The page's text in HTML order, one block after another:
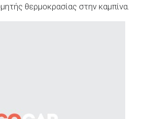
θερμοκρασίας στην καμπίνα.